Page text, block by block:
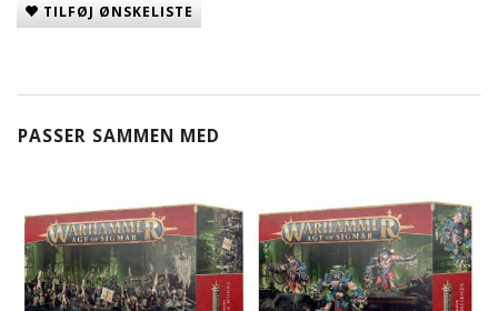
TILFØJ ØNSKELISTE
PASSER SAMMEN MED